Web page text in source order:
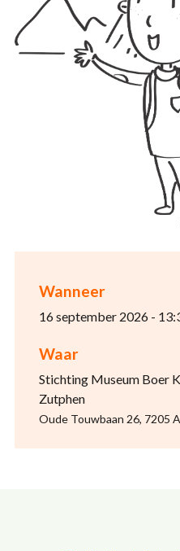
Wanneer
16 september 2026 -
Waar
Stichting Museum Boer
Zutphen
Oude Touwbaan 26, 7205